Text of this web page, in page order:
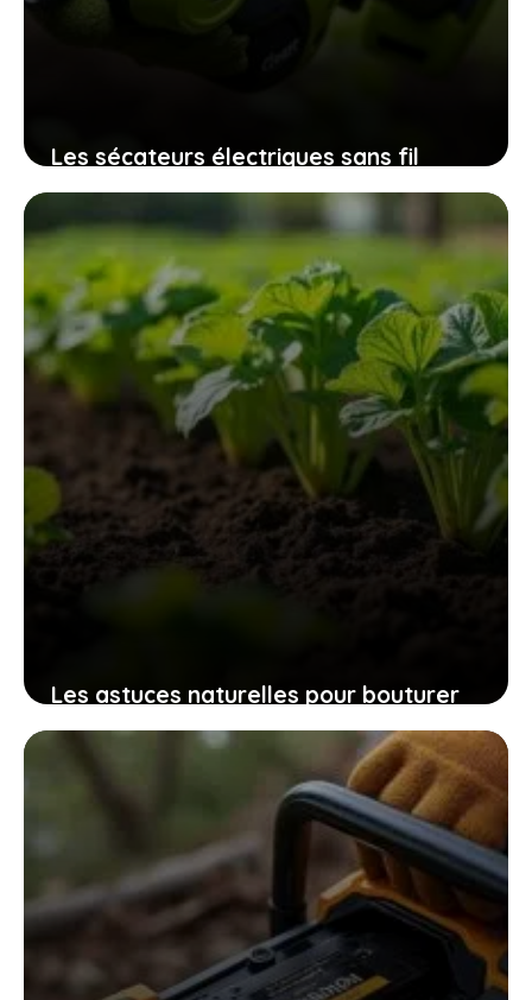
Les sécateurs électriques sans fil
32mm qui révolutionnent l’entretien
des espaces verts sans fatigue
excessive
9 novembre 2025
Les astuces naturelles pour bouturer
les patates douces et cultiver
facilement chez soi des plants
robustes